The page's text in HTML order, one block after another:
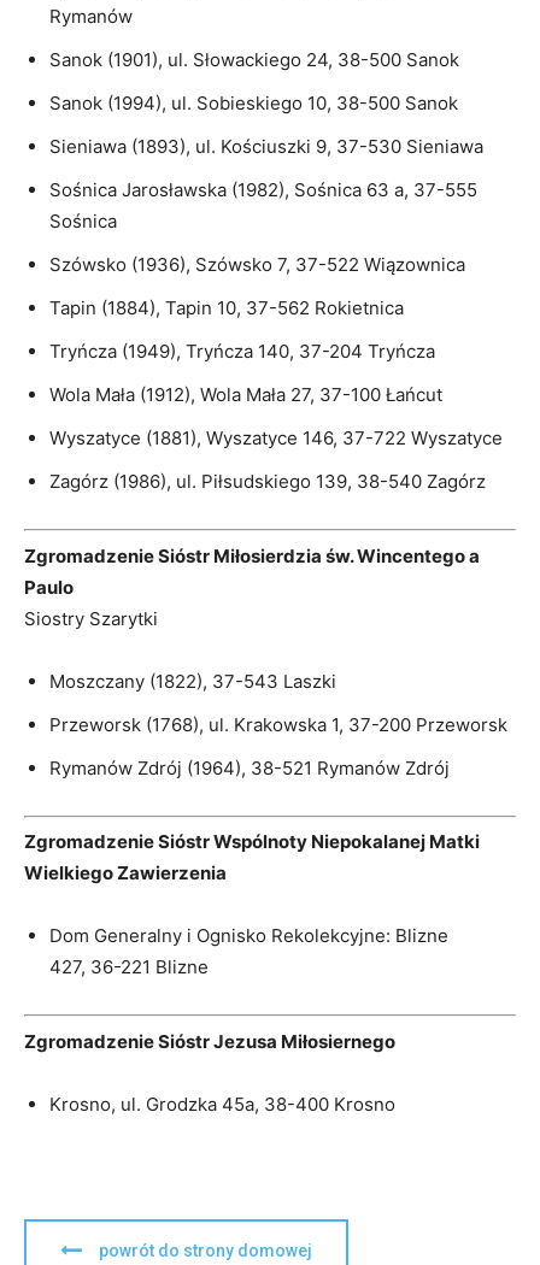
Rymanów
Sanok (1901), ul. Słowackiego 24, 38-500 Sanok
Sanok (1994), ul. Sobieskiego 10, 38-500 Sanok
Sieniawa (1893), ul. Kościuszki 9, 37-530 Sieniawa
Sośnica Jarosławska (1982), Sośnica 63 a, 37-555
Sośnica
Szówsko (1936), Szówsko 7, 37-522 Wiązownica
Tapin (1884), Tapin 10, 37-562 Rokietnica
Tryńcza (1949), Tryńcza 140, 37-204 Tryńcza
Wola Mała (1912), Wola Mała 27, 37-100 Łańcut
Wyszatyce (1881), Wyszatyce 146, 37-722 Wyszatyce
Zagórz (1986), ul. Piłsudskiego 139, 38-540 Zagórz
Zgromadzenie Sióstr Miłosierdzia św. Wincentego a
Paulo
Siostry Szarytki
Moszczany (1822), 37-543 Laszki
Przeworsk (1768), ul. Krakowska 1, 37-200 Przeworsk
Rymanów Zdrój (1964), 38-521 Rymanów Zdrój
Zgromadzenie Sióstr Wspólnoty Niepokalanej Matki
Wielkiego Zawierzenia
Dom Generalny i Ognisko Rekolekcyjne: Blizne
427, 36-221 Blizne
Zgromadzenie Sióstr Jezusa Miłosiernego
Krosno, ul. Grodzka 45a, 38-400 Krosno
powrót do strony domowej